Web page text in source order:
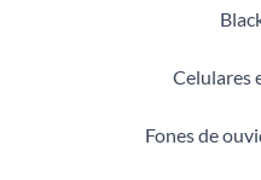
Celulares
Fones de